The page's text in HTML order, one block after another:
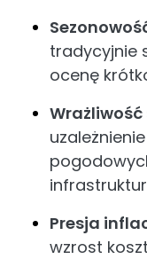
tradycyjnie
ocenę
Presja
wzrost